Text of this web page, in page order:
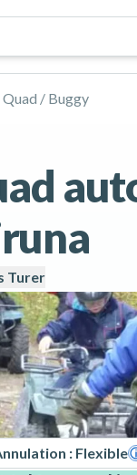
Quad / Buggy
Turer
: Flexible